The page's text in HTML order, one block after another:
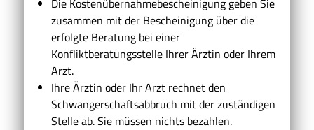
zusammen mit der Bescheinigung über die
erfolgte Beratung bei einer
Konfliktberatungsstelle Ihrer Ärztin oder Ihrem
Arzt.
Ihre Ärztin oder Ihr Arzt rechnet den
Schwangerschaftsabbruch mit der zuständigen
Stelle ab. Sie müssen nichts bezahlen.